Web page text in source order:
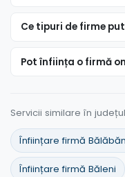
Ce tipuri de firme
Pot înființa o firmă
Servicii similare în
Înființare firmă
Înființare firmă Băleni